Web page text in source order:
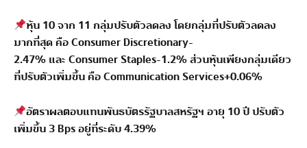
หุ้น 10จาก 11กลุ่มปรับตัวลดลง โดยกลุ่มที่ปรับตัวลดลง
มากที่สุด คือConsumer Discretionary-
2.47% และ Consumer Staples-1.2%ส่วนหุ้นเพียงกลุ่มเดียว
ที่ปรับตัวเพิ่มขึ้น คือCommunication Services+0.06%
อัตราผลตอบแทนพันธบัตรรัฐบาลสหรัฐฯ อายุ 10ปี ปรับตัว
เพิ่มขึ้น 3 Bpsอยู่ที่ระดับ4.39%